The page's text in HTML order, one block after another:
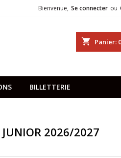
Bienvenue, Se connecter ou
shopping_cart Panier: 0
BILLETTERIE
2026/2027